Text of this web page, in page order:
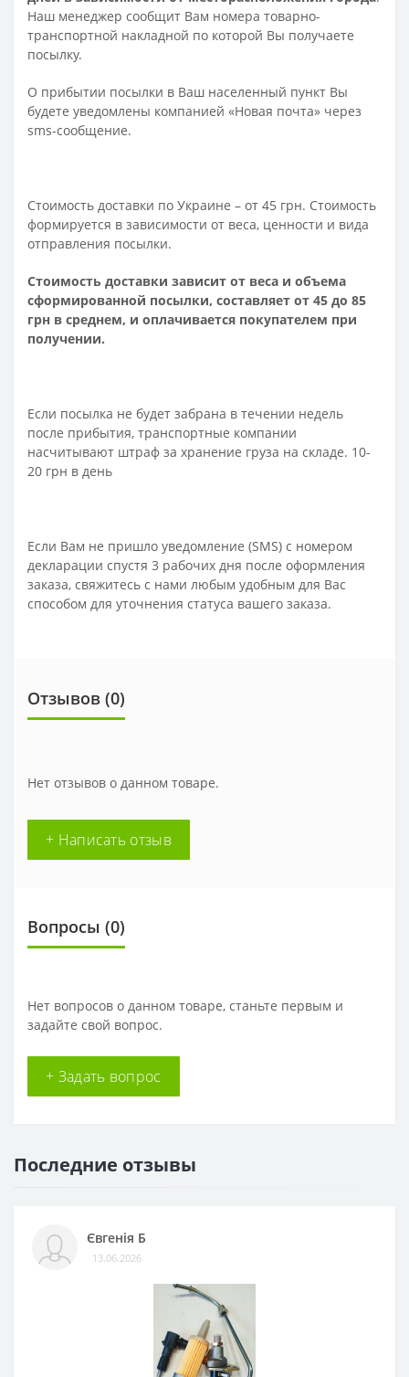
Наш менеджер сообщит Вам номера товарно-
транспортной накладной по которой Вы получаете
посылку.
О прибытии посылки в Ваш населенный пункт Вы
будете уведомлены компанией «Новая почта» через
sms-сообщение.
Стоимость доставки по Украине – от 45 грн. Стоимость
формируется в зависимости от веса, ценности и вида
отправления посылки.
Стоимость доставки зависит от веса и объема
сформированной посылки, составляет от 45 до 85
грн в среднем, и оплачивается покупателем при
получении.
Если посылка не будет забрана в течении недель
после прибытия, транспортные компании
насчитывают штраф за хранение груза на складе. 10-
20 грн в день
Если Вам не пришло уведомление (SMS) с номером
декларации спустя 3 рабочих дня после оформления
заказа, свяжитесь с нами любым удобным для Вас
способом для уточнения статуса вашего заказа.
Отзывов (0)
Нет отзывов о данном товаре.
+ Написать отзыв
Вопросы (0)
Нет вопросов о данном товаре, станьте первым и
задайте свой вопрос.
+ Задать вопрос
Последние отзывы
Євгенія Б
13.06.2026